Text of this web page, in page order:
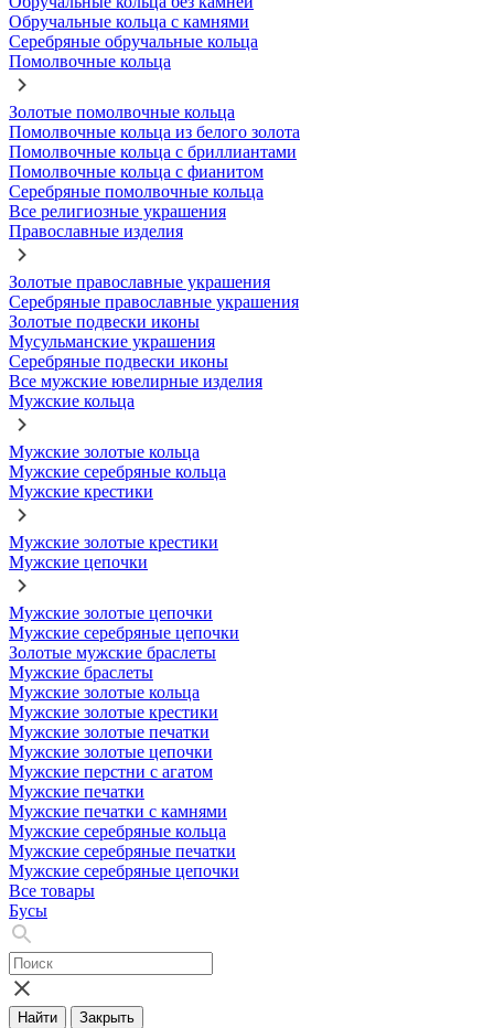
Обручальные кольца с камнями
Серебряные обручальные кольца
Помолвочные кольца
Золотые помолвочные кольца
Помолвочные кольца из белого золота
Помолвочные кольца с бриллиантами
Помолвочные кольца с фианитом
Серебряные помолвочные кольца
Все религиозные украшения
Православные изделия
Золотые православные украшения
Серебряные православные украшения
Золотые подвески иконы
Мусульманские украшения
Серебряные подвески иконы
Все мужские ювелирные изделия
Мужские кольца
Мужские золотые кольца
Мужские серебряные кольца
Мужские крестики
Мужские золотые крестики
Мужские цепочки
Мужские золотые цепочки
Мужские серебряные цепочки
Золотые мужские браслеты
Мужские браслеты
Мужские золотые кольца
Мужские золотые крестики
Мужские золотые печатки
Мужские золотые цепочки
Мужские перстни с агатом
Мужские печатки
Мужские печатки с камнями
Мужские серебряные кольца
Мужские серебряные печатки
Мужские серебряные цепочки
Все товары
Бусы
Найти Закрыть